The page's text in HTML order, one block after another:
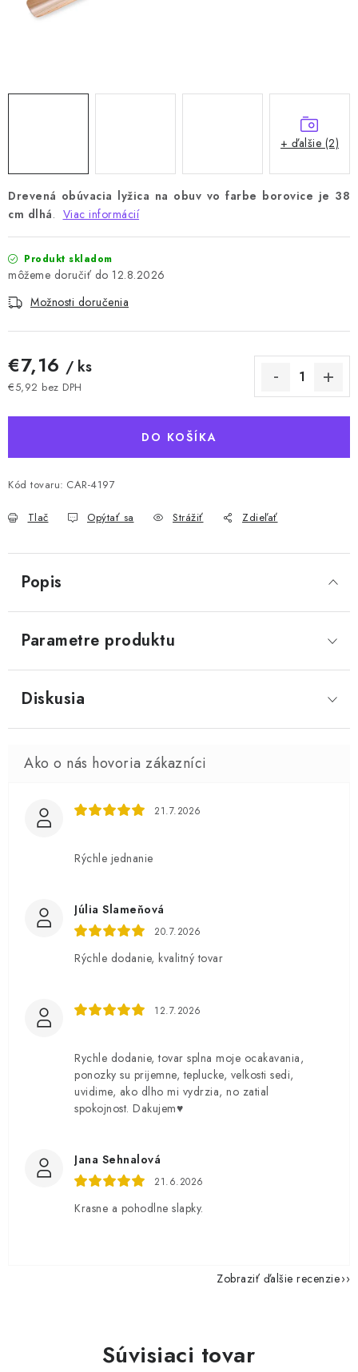
Drevená obúvacia lyžica na obuv vo farbe borovice je 38
cm dlhá. Viac informácií
Produkt skladom
12.8.2026
Možnosti doručenia
€7,16 / ks
€5,92 bez DPH
DO KOŠÍKA
Kód tovaru: CAR-4197
Tlač Opýtať sa Strážiť Zdieľať
+ ďalšie (2)
Popis
Parametre produktu
Diskusia
21.7.2026
Rýchle jednanie
Júlia Slameňová
20.7.2026
Rýchle dodanie, kvalitný tovar
12.7.2026
Rychle dodanie, tovar splna moje ocakavania,
ponozky su prijemne, teplucke, velkosti sedi,
uvidime, ako dlho mi vydrzia, no zatial
spokojnost. Dakujem♥️
Jana Sehnalová
21.6.2026
Krasne a pohodlne slapky.
Zobraziť ďalšie recenzie
Súvisiaci tovar